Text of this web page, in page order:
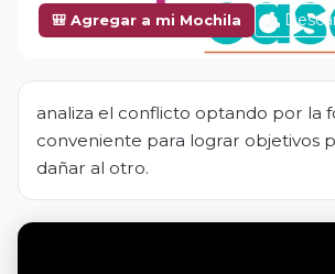
🎒 Agregar a mi Mochila
analiza el conflicto optando por la
conveniente para lograr objetivos
dañar al otro.